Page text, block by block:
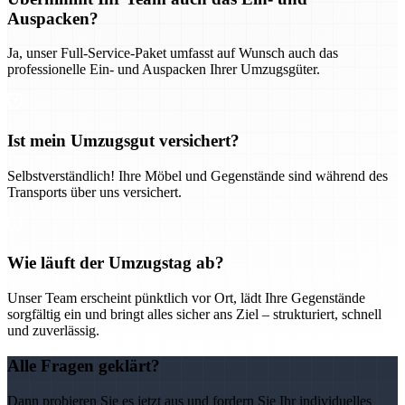
Auspacken?
Ja, unser Full-Service-Paket umfasst auf Wunsch auch das
professionelle Ein- und Auspacken Ihrer Umzugsgüter.
Ist mein Umzugsgut versichert?
Selbstverständlich! Ihre Möbel und Gegenstände sind während des
Transports über uns versichert.
Wie läuft der Umzugstag ab?
Unser Team erscheint pünktlich vor Ort, lädt Ihre Gegenstände
sorgfältig ein und bringt alles sicher ans Ziel – strukturiert, schnell
und zuverlässig.
Alle Fragen geklärt?
Dann probieren Sie es jetzt aus und fordern Sie Ihr individuelles